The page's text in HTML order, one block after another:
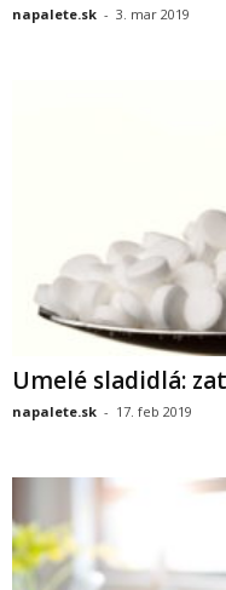
napalete.sk - 3. mar 2019
Umelé sladidlá:
napalete.sk - 17. feb 2019